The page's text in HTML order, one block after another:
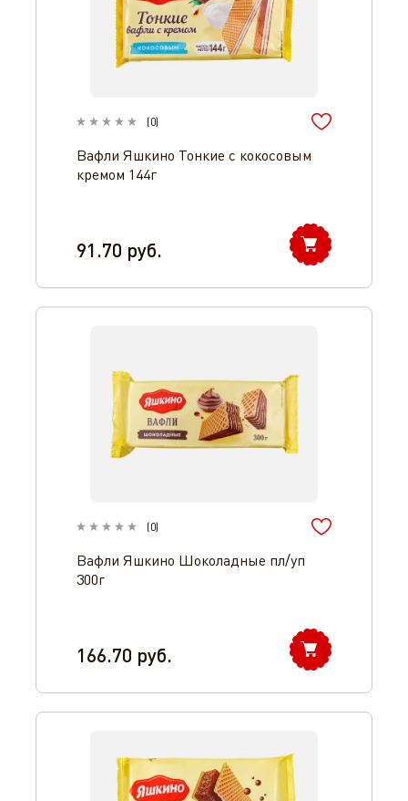
(0)
Вафли Яшкино Тонкие с кокосовым
кремом 144г
91.70 руб.
(0)
Вафли Яшкино Шоколадные пл/уп
300г
166.70 руб.